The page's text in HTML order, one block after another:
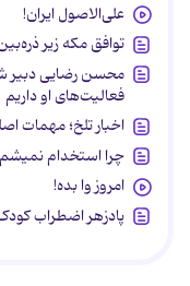
علی‌الاصول ایران!
توافق مکه زیر
محسن رضایی دبیر
فعالیت‌های او داریم
اخبار تلخ؛ مهمات
چرا استخدام
امروز وا بده!
پادزهر اضطراب کودک با ۷